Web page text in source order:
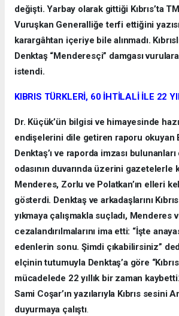
değişti. Yarbay olarak gittiği Kıbrıs’ta
Vuruşkan Generalliğe terfi ettiğini
karargâhtan içeriye bile alınmadı.
Denktaş “Menderesçi” damgası
istendi.
KIBRIS TÜRKLERİ, 60 İHTİLALİ İLE 22
Dr. Küçük’ün bilgisi ve himayesinde
endişelerini dile getiren raporu okuyan
Denktaş’ı ve raporda imzası bulunanları
odasının duvarında üzerini gazetelerle
Menderes, Zorlu ve Polatkan’ın elleri
gösterdi. Denktaş ve arkadaşlarını
yıkmaya çalışmakla suçladı, Menderes
cezalandırılmalarını ima etti: “İşte
edenlerin sonu. Şimdi çıkabilirsiniz”
elçinin tutumuyla Denktaş’a göre
mücadelede 22 yıllık bir zaman
Sami Coşar’ın yazılarıyla Kıbrıs sesini
duyurmaya çalıştı.